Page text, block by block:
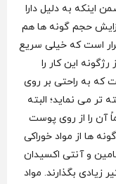
اینکه به دلیل دارا
حجم گونه ها هم
است که خیلی سریع
این کار را
که به راحتی بر روی
تر می نماید؛ البته
آن را از روی پوست
ها از مواد خوراکی
و آنتی اکسیدان
زیادی بگذارند. مواد